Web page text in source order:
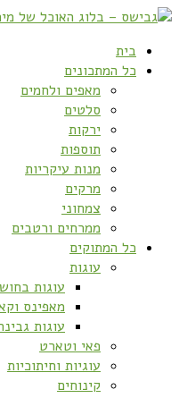
בית
כל המתכונים
מאפים ולחמים
סלטים
ירקות
תוספות
מנות עיקריות
מרקים
צמחוני
ממרחים ורטבים
כל המתוקים
עוגות
עוגות
מאפינס
עוגות
פאי וטארט
עוגיות וחיתוכיות
קינוחים